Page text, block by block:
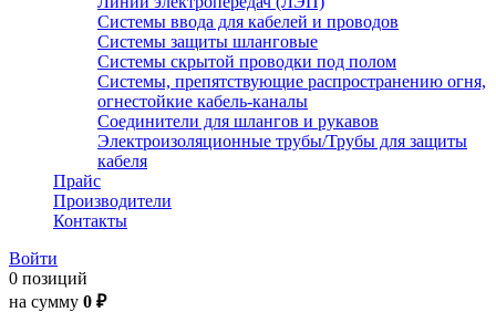
Системы ввода для кабелей и проводов
Системы защиты шланговые
Системы скрытой проводки под полом
Системы, препятствующие распространению огня,
огнестойкие кабель-каналы
Соединители для шлангов и рукавов
Электроизоляционные трубы/Трубы для защиты
кабеля
Прайс
Производители
Контакты
Войти
0 позиций
на сумму 0 ₽